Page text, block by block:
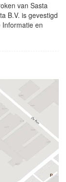
van Sasta
B.V. is gevestigd
Informatie en